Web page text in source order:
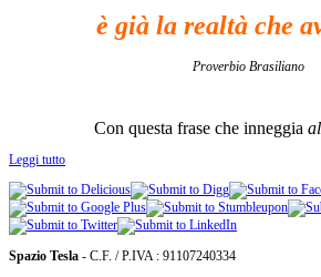
è già la realtà che
Proverbio Brasiliano
Con questa frase che inneggia
Leggi tutto
Spazio Tesla - C.F. / P.IVA : 91107240334